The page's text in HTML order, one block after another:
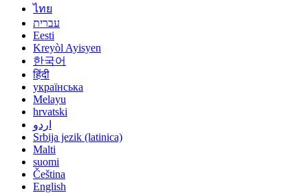
ไทย
עברית
Eesti
Kreyòl Ayisyen
한국어
हिंदी
українська
Melayu
hrvatski
اردو
Srbija jezik (latinica)
Malti
suomi
Čeština
English